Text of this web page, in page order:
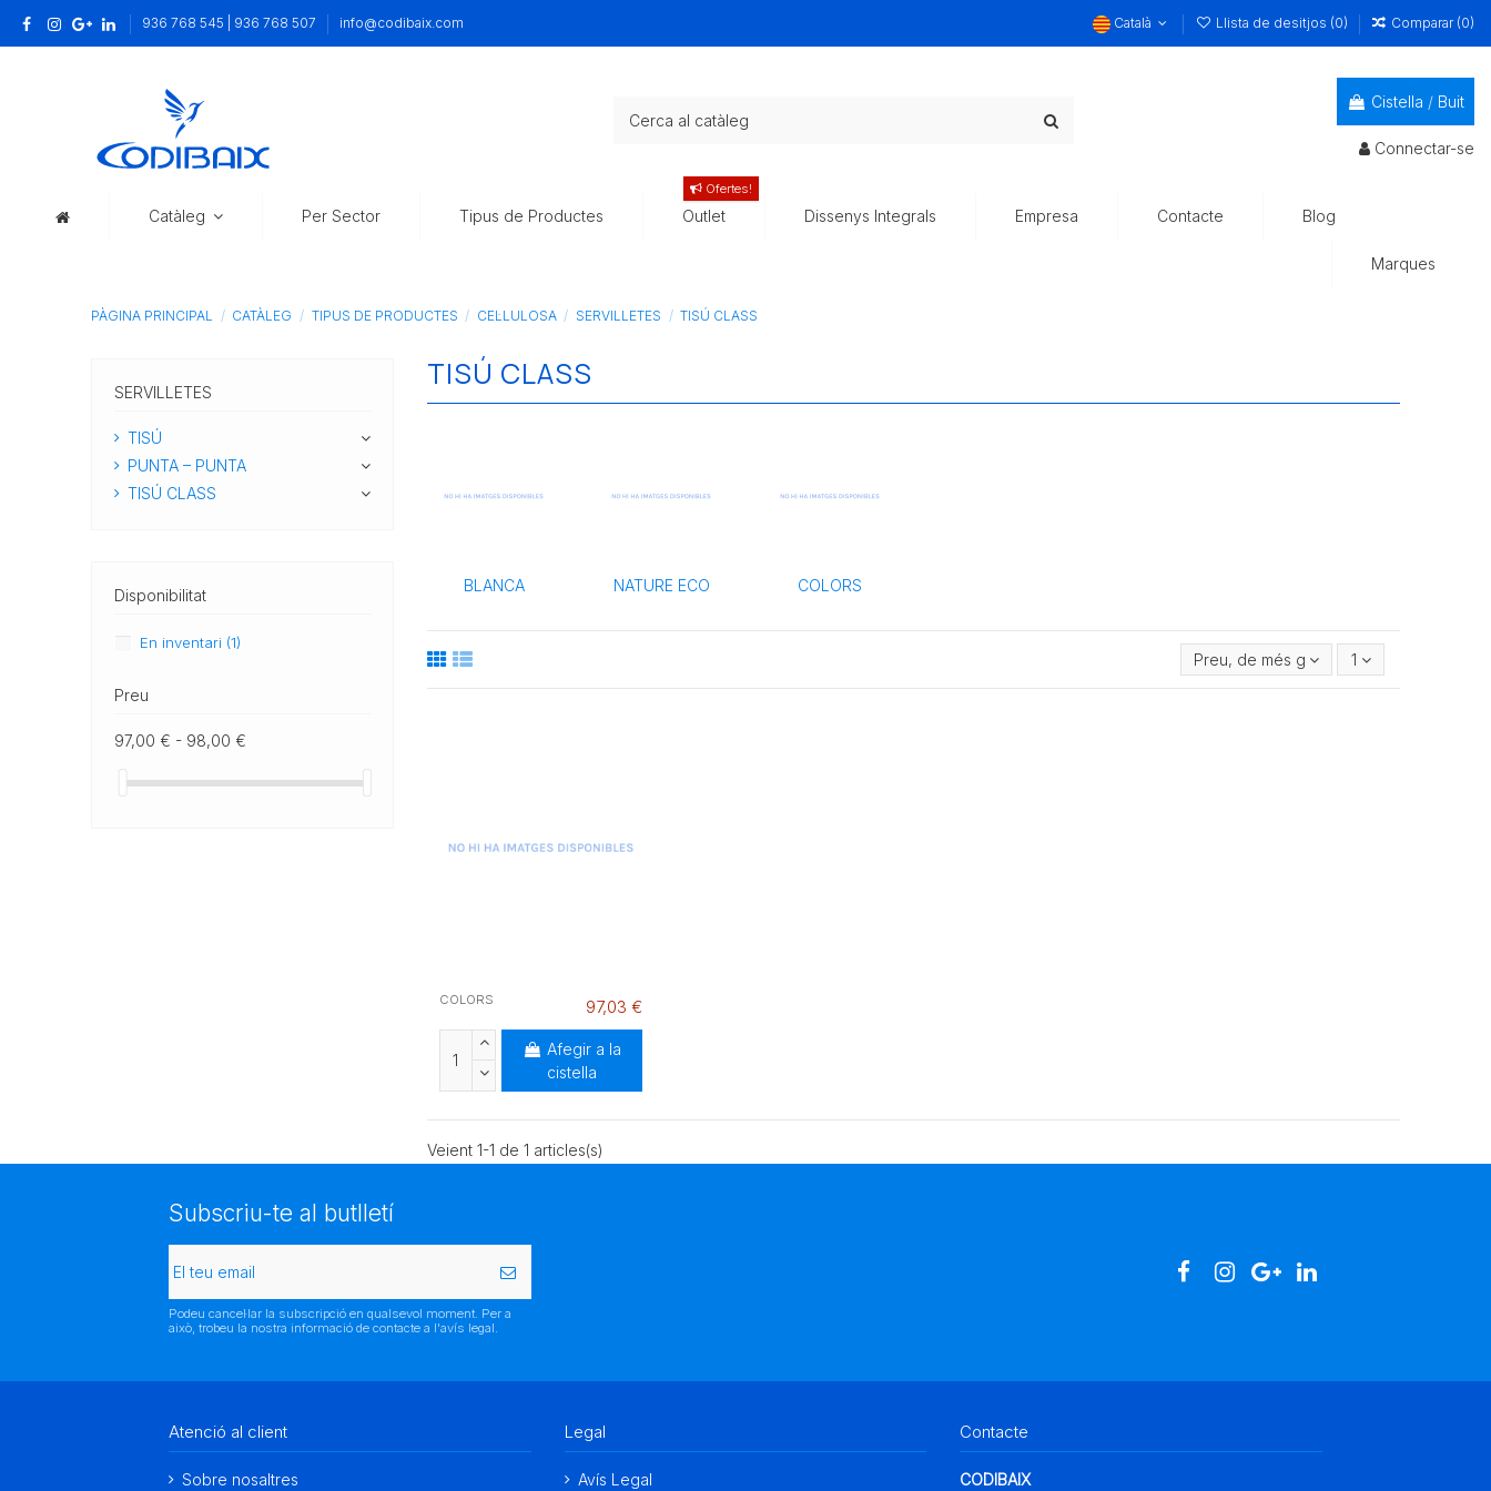
936 768 545 | 936 768 507 info@codibaix.com Català Llista de desitjos (0) Comparar (0)
Cistella / Buit
Connectar-se
Catàleg Per Sector Tipus de Productes Outlet
Ofertes!
Dissenys Integrals Empresa Contacte Blog
Marques
PÀGINA PRINCIPAL CATÀLEG TIPUS DE PRODUCTES CEL·LULOSA SERVILLETES TISÚ CLASS
TISÚ CLASS
BLANCA NATURE ECO COLORS
Preu, de més gran a més petit
1
COLORS 97,03 €
Afegir a la
cistella
Veient 1-1 de 1 articles(s)
SERVILLETES
TISÚ
PUNTA – PUNTA
TISÚ CLASS
Disponibilitat
En inventari (1)
Preu
97,00 € - 98,00 €
Subscriu-te al butlletí
Podeu cancel·lar la subscripció en qualsevol moment. Per a
això, trobeu la nostra informació de contacte a l'avís legal.
Atenció al client
Sobre nosaltres
Legal
Avís Legal
Contacte
CODIBAIX